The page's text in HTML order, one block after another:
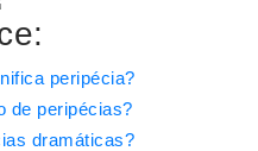
peripécia?
de peripécias?
dramáticas?